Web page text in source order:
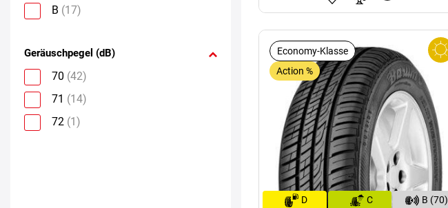
B (17)
Geräuschpegel (dB)
70 (42)
71 (14)
72 (1)
Economy-Klasse
Action %
D C B (70)